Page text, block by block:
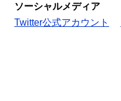
ソーシャルメディア
Twitter公式アカウント